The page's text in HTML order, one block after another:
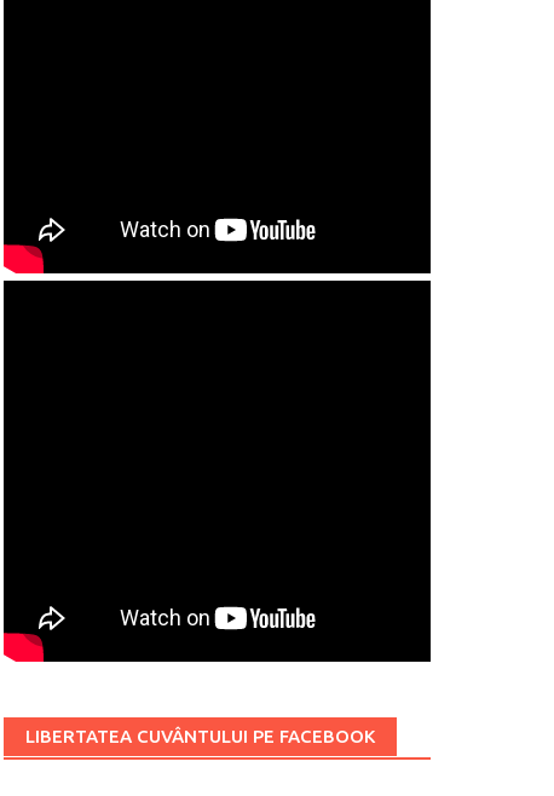
LIBERTATEA CUVÂNTULUI PE FACEBOOK